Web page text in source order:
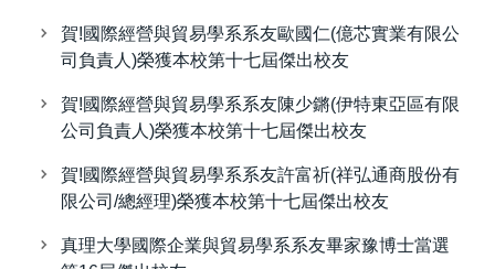
賀!國際經營與貿易學系系友歐國仁(億芯實業有限公
司負責人)榮獲本校第十七屆傑出校友
賀!國際經營與貿易學系系友陳少鏘(伊特東亞區有限
公司負責人)榮獲本校第十七屆傑出校友
賀!國際經營與貿易學系系友許富祈(祥弘通商股份有
限公司/總經理)榮獲本校第十七屆傑出校友
真理大學國際企業與貿易學系系友畢家豫博士當選